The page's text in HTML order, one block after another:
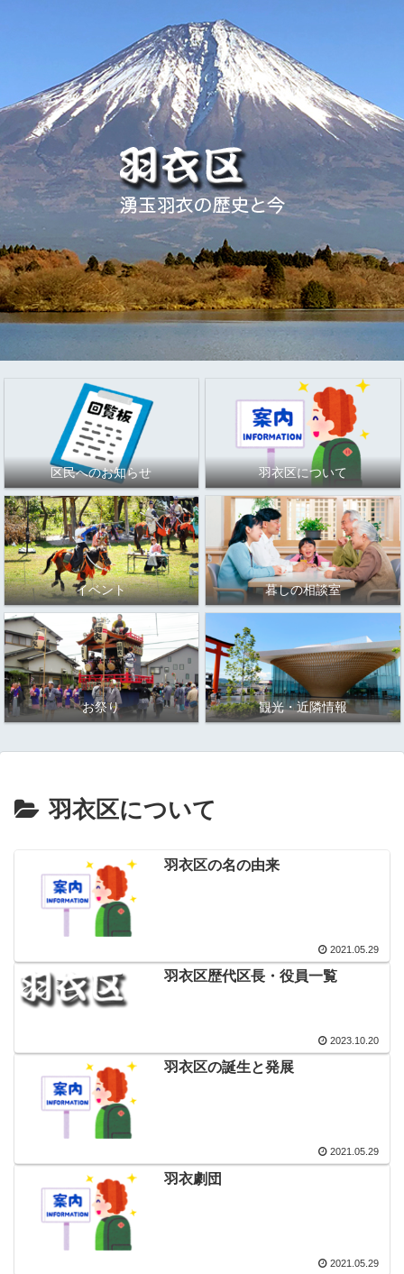
区民へのお知らせ 羽衣区について
イベント 暮しの相談室
お祭り 観光・近隣情報
羽衣区について
羽衣区の名の由来
2021.05.29
羽衣区歴代区長・役員一覧
2023.10.20
羽衣区の誕生と発展
2021.05.29
羽衣劇団
2021.05.29